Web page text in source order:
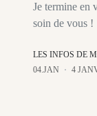
Je termine en
soin de vous !
LES INFOS DE
04.JAN
4